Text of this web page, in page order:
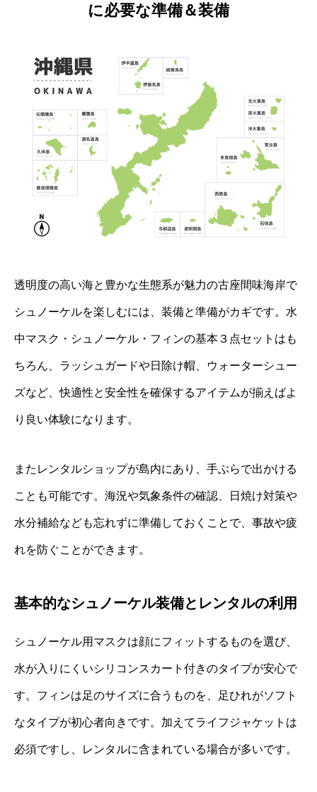
に必要な準備＆装備
透明度の高い海と豊かな生態系が魅力の古座間味海岸で
シュノーケルを楽しむには、装備と準備がカギです。水
中マスク・シュノーケル・フィンの基本３点セットはも
ちろん、ラッシュガードや日除け帽、ウォーターシュー
ズなど、快適性と安全性を確保するアイテムが揃えばよ
り良い体験になります。
またレンタルショップが島内にあり、手ぶらで出かける
ことも可能です。海況や気象条件の確認、日焼け対策や
水分補給なども忘れずに準備しておくことで、事故や疲
れを防ぐことができます。
基本的なシュノーケル装備とレンタルの利用
シュノーケル用マスクは顔にフィットするものを選び、
水が入りにくいシリコンスカート付きのタイプが安心で
す。フィンは足のサイズに合うものを、足ひれがソフト
なタイプが初心者向きです。加えてライフジャケットは
必須ですし、レンタルに含まれている場合が多いです。